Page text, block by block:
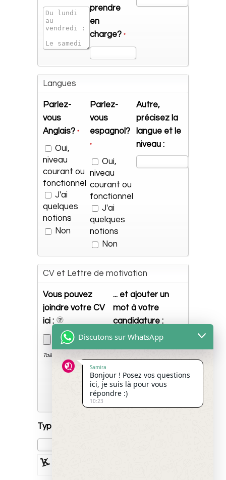
prendre
en
charge? *
Langues
Parlez-
vous
Anglais? *
Oui,
niveau
courant ou
fonctionnel
J'ai
quelques
notions
Non
Parlez-
vous
espagnol?
*
Oui,
niveau
courant ou
fonctionnel
J'ai
quelques
notions
Non
Autre,
précisez la
langue et le
niveau :
CV et Lettre de motivation
Vous pouvez
joindre votre CV
ici :
Taille maximum 10MB
... et ajouter un
mot à votre
candidature :
Quels sont vos plus grands
Type the characters
Discutons sur WhatsApp
Samira
Bonjour ! Posez vos questions
ici, je suis là pour vous
répondre :)
10:23